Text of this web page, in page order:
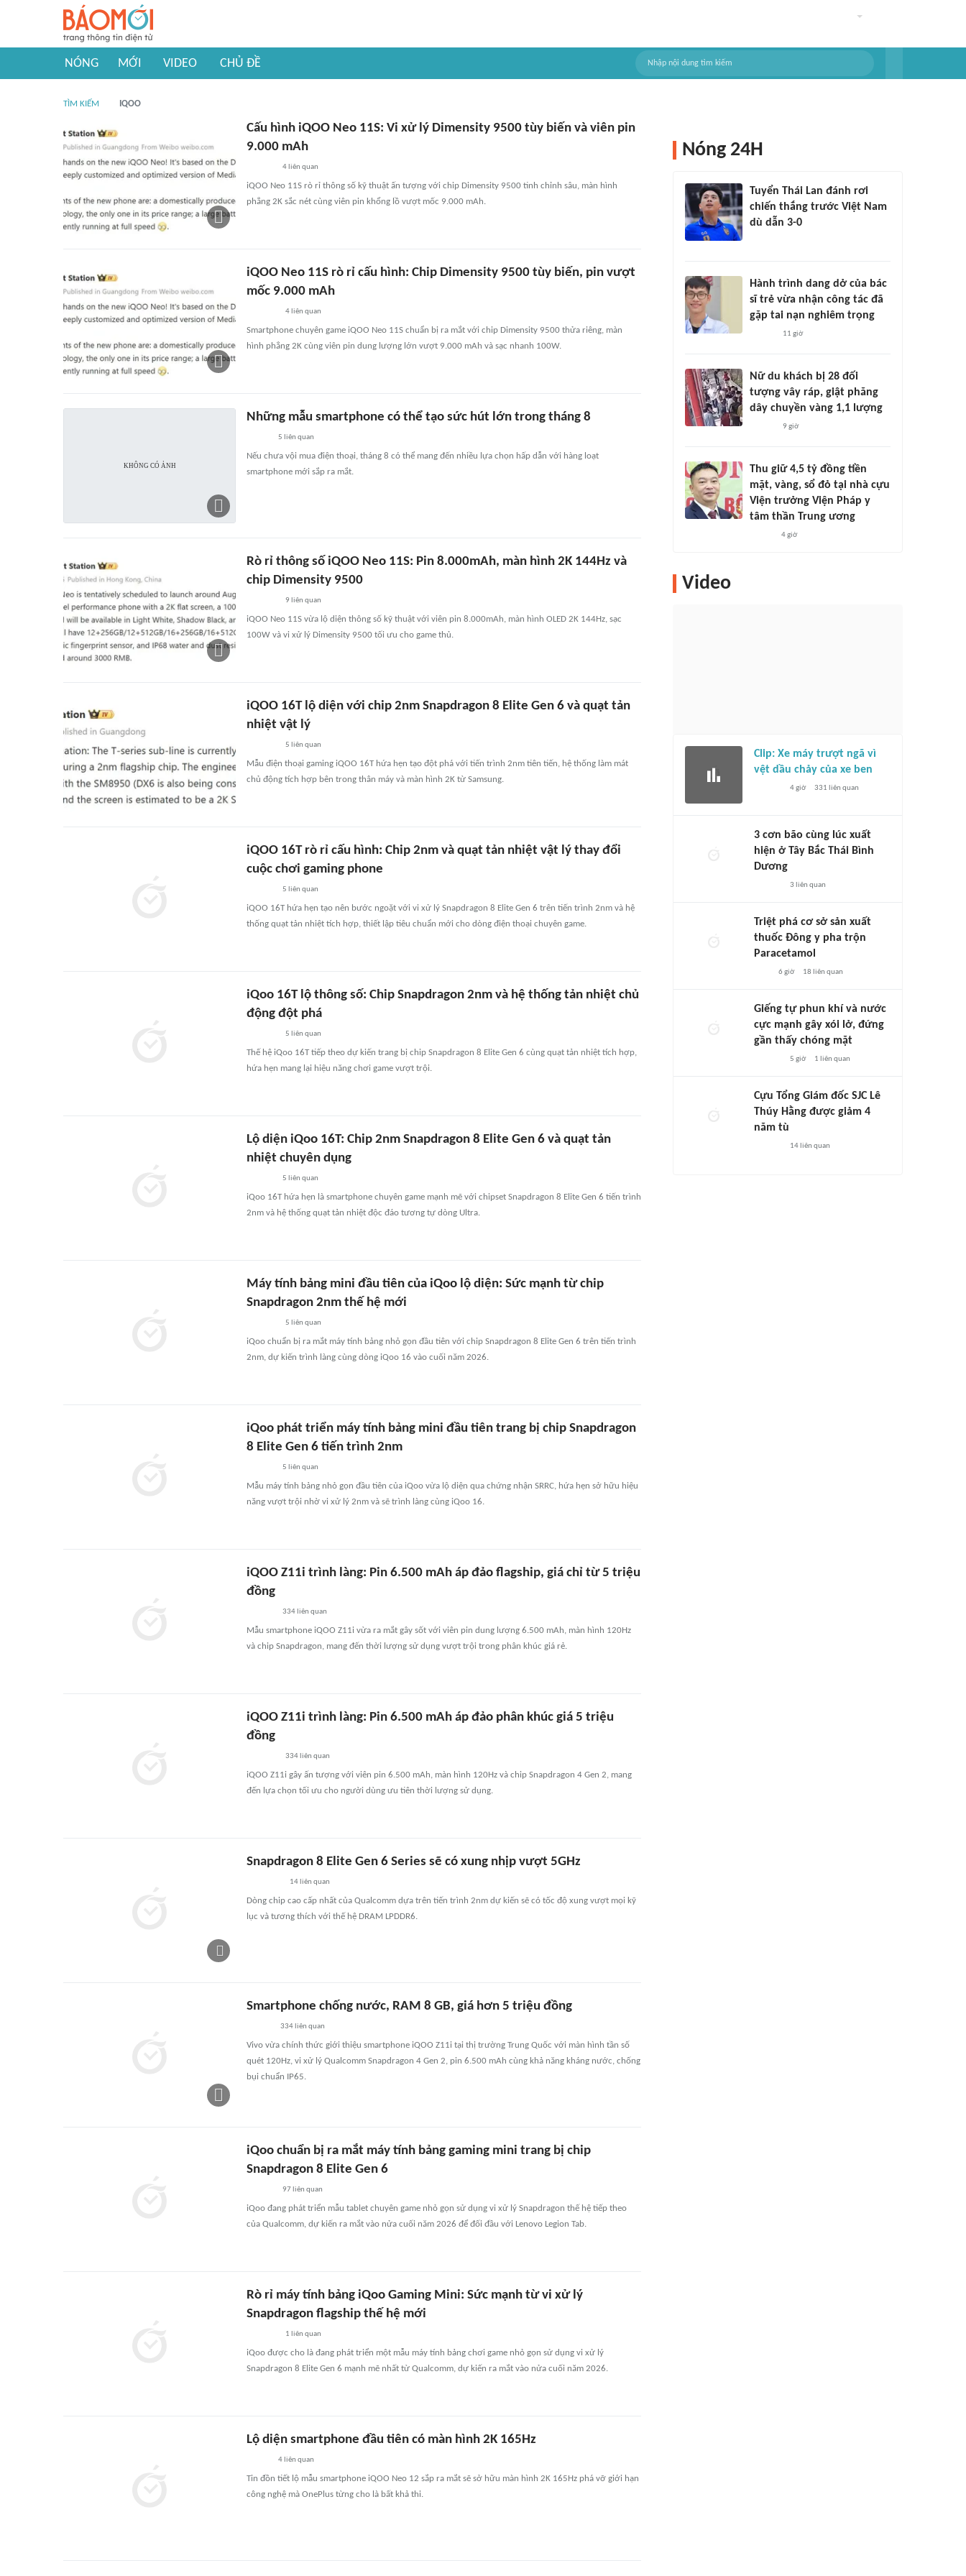
NÓNG MỚI VIDEO CHỦ ĐỀ
TÌM KIẾM IQOO
Cấu hình iQOO Neo 11S: Vi xử lý Dimensity 9500 tùy biến và viên pin
9.000 mAh
4liên quan
iQOO Neo 11S rò rỉ thông số kỹ thuật ấn tượng với chip Dimensity 9500 tinh chỉnh sâu, màn hình
phẳng 2K sắc nét cùng viên pin khổng lồ vượt mốc 9.000 mAh.
iQOO Neo 11S rò rỉ cấu hình: Chip Dimensity 9500 tùy biến, pin vượt
mốc 9.000 mAh
4 liên quan
Smartphone chuyên game iQOO Neo 11S chuẩn bị ra mắt với chip Dimensity 9500 thửa riêng, màn
hình phẳng 2K cùng viên pin dung lượng lớn vượt 9.000 mAh và sạc nhanh 100W.
Những mẫu smartphone có thể tạo sức hút lớn trong tháng 8
5 liên quan
Nếu chưa vội mua điện thoại, tháng 8 có thể mang đến nhiều lựa chọn hấp dẫn với hàng loạt
smartphone mới sắp ra mắt.
Rò rỉ thông số iQOO Neo 11S: Pin 8.000mAh, màn hình 2K 144Hz và
chip Dimensity 9500
9 liên quan
iQOO Neo 11S vừa lộ diện thông số kỹ thuật với viên pin 8.000mAh, màn hình OLED 2K 144Hz, sạc
100W và vi xử lý Dimensity 9500 tối ưu cho game thủ.
iQOO 16T lộ diện với chip 2nm Snapdragon 8 Elite Gen 6 và quạt tản
nhiệt vật lý
5 liên quan
Mẫu điện thoại gaming iQOO 16T hứa hẹn tạo đột phá với tiến trình 2nm tiên tiến, hệ thống làm mát
chủ động tích hợp bên trong thân máy và màn hình 2K từ Samsung.
iQOO 16T rò rỉ cấu hình: Chip 2nm và quạt tản nhiệt vật lý thay đổi
cuộc chơi gaming phone
5 liên quan
iQOO 16T hứa hẹn tạo nên bước ngoặt với vi xử lý Snapdragon 8 Elite Gen 6 trên tiến trình 2nm và hệ
thống quạt tản nhiệt tích hợp, thiết lập tiêu chuẩn mới cho dòng điện thoại chuyên game.
iQoo 16T lộ thông số: Chip Snapdragon 2nm và hệ thống tản nhiệt chủ
động đột phá
5 liên quan
Thế hệ iQoo 16T tiếp theo dự kiến trang bị chip Snapdragon 8 Elite Gen 6 cùng quạt tản nhiệt tích hợp,
hứa hẹn mang lại hiệu năng chơi game vượt trội.
Lộ diện iQoo 16T: Chip 2nm Snapdragon 8 Elite Gen 6 và quạt tản
nhiệt chuyên dụng
5 liên quan
iQoo 16T hứa hẹn là smartphone chuyên game mạnh mẽ với chipset Snapdragon 8 Elite Gen 6 tiến trình
2nm và hệ thống quạt tản nhiệt độc đáo tương tự dòng Ultra.
Máy tính bảng mini đầu tiên của iQoo lộ diện: Sức mạnh từ chip
Snapdragon 2nm thế hệ mới
5 liên quan
iQoo chuẩn bị ra mắt máy tính bảng nhỏ gọn đầu tiên với chip Snapdragon 8 Elite Gen 6 trên tiến trình
2nm, dự kiến trình làng cùng dòng iQoo 16 vào cuối năm 2026.
iQoo phát triển máy tính bảng mini đầu tiên trang bị chip Snapdragon
8 Elite Gen 6 tiến trình 2nm
5 liên quan
Mẫu máy tính bảng nhỏ gọn đầu tiên của iQoo vừa lộ diện qua chứng nhận SRRC, hứa hẹn sở hữu hiệu
năng vượt trội nhờ vi xử lý 2nm và sẽ trình làng cùng iQoo 16.
iQOO Z11i trình làng: Pin 6.500 mAh áp đảo flagship, giá chỉ từ 5 triệu
đồng
334liên quan
Mẫu smartphone iQOO Z11i vừa ra mắt gây sốt với viên pin dung lượng 6.500 mAh, màn hình 120Hz
và chip Snapdragon, mang đến thời lượng sử dụng vượt trội trong phân khúc giá rẻ.
iQOO Z11i trình làng: Pin 6.500 mAh áp đảo phân khúc giá 5 triệu
đồng
334 liên quan
iQOO Z11i gây ấn tượng với viên pin 6.500 mAh, màn hình 120Hz và chip Snapdragon 4 Gen 2, mang
đến lựa chọn tối ưu cho người dùng ưu tiên thời lượng sử dụng.
Snapdragon 8 Elite Gen 6 Series sẽ có xung nhịp vượt 5GHz
14 liên quan
Dòng chip cao cấp nhất của Qualcomm dựa trên tiến trình 2nm dự kiến sẽ có tốc độ xung vượt mọi kỹ
lục và tương thích với thế hệ DRAM LPDDR6.
Smartphone chống nước, RAM 8 GB, giá hơn 5 triệu đồng
334liên quan
Vivo vừa chính thức giới thiệu smartphone iQOO Z11i tại thị trường Trung Quốc với màn hình tần số
quét 120Hz, vi xử lý Qualcomm Snapdragon 4 Gen 2, pin 6.500 mAh cùng khả năng kháng nước, chống
bụi chuẩn IP65.
iQoo chuẩn bị ra mắt máy tính bảng gaming mini trang bị chip
Snapdragon 8 Elite Gen 6
97liên quan
iQoo đang phát triển mẫu tablet chuyên game nhỏ gọn sử dụng vi xử lý Snapdragon thế hệ tiếp theo
của Qualcomm, dự kiến ra mắt vào nửa cuối năm 2026 để đối đầu với Lenovo Legion Tab.
Rò rỉ máy tính bảng iQoo Gaming Mini: Sức mạnh từ vi xử lý
Snapdragon flagship thế hệ mới
1 liên quan
iQoo được cho là đang phát triển một mẫu máy tính bảng chơi game nhỏ gọn sử dụng vi xử lý
Snapdragon 8 Elite Gen 6 mạnh mẽ nhất từ Qualcomm, dự kiến ra mắt vào nửa cuối năm 2026.
Lộ diện smartphone đầu tiên có màn hình 2K 165Hz
4 liên quan
Tin đồn tiết lộ mẫu smartphone iQOO Neo 12 sắp ra mắt sẽ sở hữu màn hình 2K 165Hz phá vỡ giới hạn
công nghệ mà OnePlus từng cho là bất khả thi.
Nóng 24H
Tuyển Thái Lan đánh rơi
chiến thắng trước Việt Nam
dù dẫn 3-0
Hành trình dang dở của bác
sĩ trẻ vừa nhận công tác đã
gặp tai nạn nghiêm trọng
11 giờ
Nữ du khách bị 28 đối
tượng vây ráp, giật phăng
dây chuyền vàng 1,1 lượng
9 giờ
Thu giữ 4,5 tỷ đồng tiền
mặt, vàng, sổ đỏ tại nhà cựu
Viện trưởng Viện Pháp y
tâm thần Trung ương
4 giờ
Video
Clip: Xe máy trượt ngã vì
vệt dầu chảy của xe ben
4 giờ 331 liên quan
3 cơn bão cùng lúc xuất
hiện ở Tây Bắc Thái Bình
Dương
3 liên quan
Triệt phá cơ sở sản xuất
thuốc Đông y pha trộn
Paracetamol
6 giờ 18 liên quan
Giếng tự phun khí và nước
cực mạnh gây xói lở, đứng
gần thấy chóng mặt
5 giờ 1 liên quan
Cựu Tổng Giám đốc SJC Lê
Thúy Hằng được giảm 4
năm tù
14 liên quan